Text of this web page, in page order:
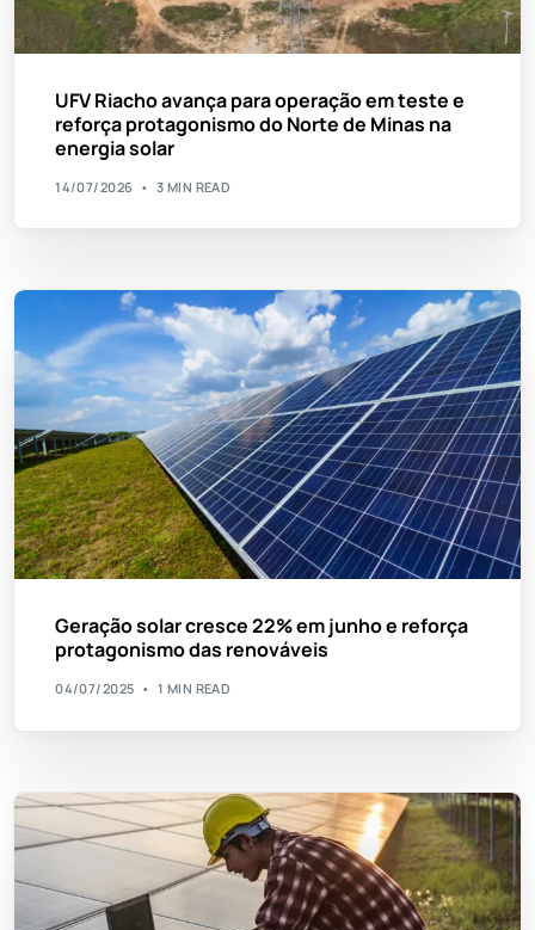
UFV Riacho avança para operação em teste e
reforça protagonismo do Norte de Minas na
energia solar
14/07/2026 3 MIN READ
Geração solar cresce 22% em junho e reforça
protagonismo das renováveis
04/07/2025 1 MIN READ